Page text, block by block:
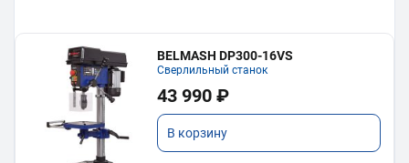
BELMASH DP300-16VS
Сверлильный станок
43 990 ₽
В корзину